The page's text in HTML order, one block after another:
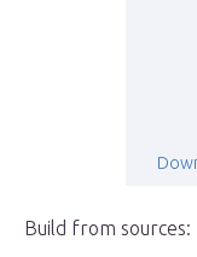
Build from sources: